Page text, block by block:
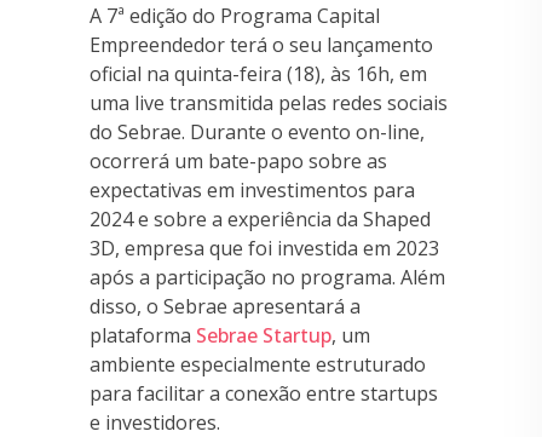
A 7ª edição do Programa Capital
Empreendedor terá o seu lançamento
oficial na quinta-feira (18), às 16h, em
uma live transmitida pelas redes sociais
do Sebrae. Durante o evento on-line,
ocorrerá um bate-papo sobre as
expectativas em investimentos para
2024 e sobre a experiência da Shaped
3D, empresa que foi investida em 2023
após a participação no programa. Além
disso, o Sebrae apresentará a
plataforma Sebrae Startup, um
ambiente especialmente estruturado
para facilitar a conexão entre startups
e investidores.